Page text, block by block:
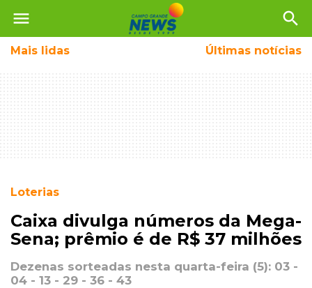
menu search
Mais lidas Últimas notícias
Loterias
Caixa divulga números da Mega-
Sena; prêmio é de R$ 37 milhões
Dezenas sorteadas nesta quarta-feira (5): 03 -
04 - 13 - 29 - 36 - 43